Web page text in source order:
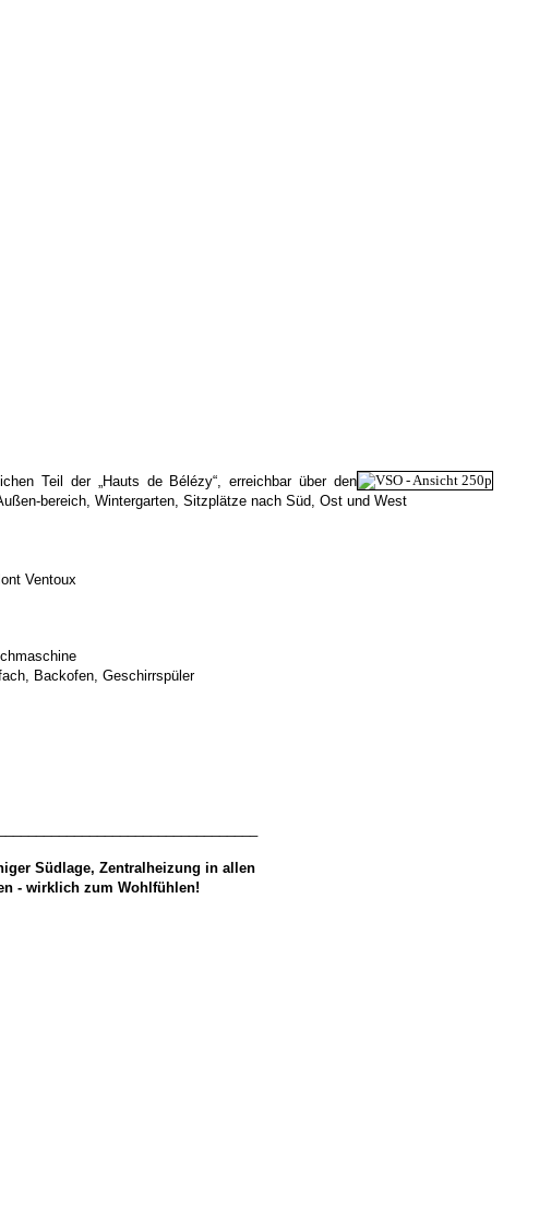
Teil der „Hauts de Bélézy“, erreichbar über den
bereich, Wintergarten, Sitzplätze nach Süd, Ost und West
Ventoux
Backofen, Geschirrspüler
Südlage, Zentralheizung in allen
- wirklich zum Wohlfühlen!